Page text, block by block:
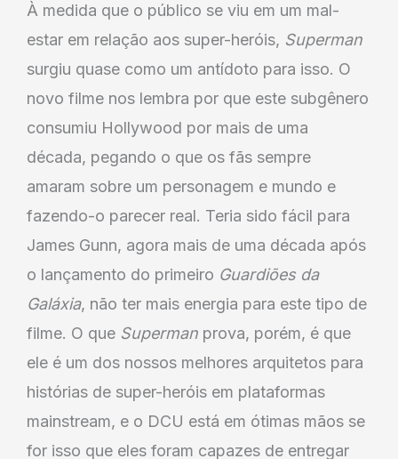
À medida que o público se viu em um mal-
estar em relação aos super-heróis, Superman
surgiu quase como um antídoto para isso. O
novo filme nos lembra por que este subgênero
consumiu Hollywood por mais de uma
década, pegando o que os fãs sempre
amaram sobre um personagem e mundo e
fazendo-o parecer real. Teria sido fácil para
James Gunn, agora mais de uma década após
o lançamento do primeiro Guardiões da
Galáxia, não ter mais energia para este tipo de
filme. O que Superman prova, porém, é que
ele é um dos nossos melhores arquitetos para
histórias de super-heróis em plataformas
mainstream, e o DCU está em ótimas mãos se
for isso que eles foram capazes de entregar